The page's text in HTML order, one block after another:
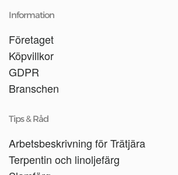
Information
Företaget
Köpvillkor
GDPR
Branschen
Tips & Råd
Arbetsbeskrivning för Trätjära
Terpentin och linoljefärg